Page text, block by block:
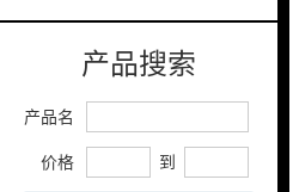
产品搜索
产品名
价格 到